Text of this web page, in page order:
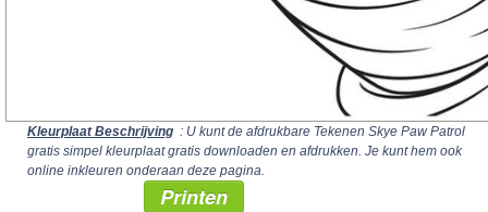
Kleurplaat Beschrijving : U kunt de afdrukbare Tekenen Skye Paw Patrol
gratis simpel kleurplaat gratis downloaden en afdrukken. Je kunt hem ook
online inkleuren onderaan deze pagina.
Printen